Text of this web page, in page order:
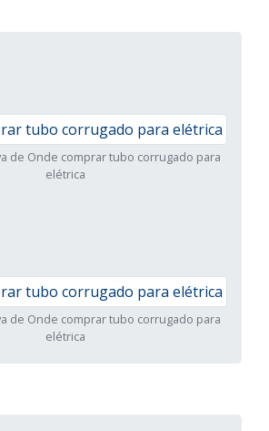
de Onde comprar tubo corrugado para
elétrica
de Onde comprar tubo corrugado para
elétrica